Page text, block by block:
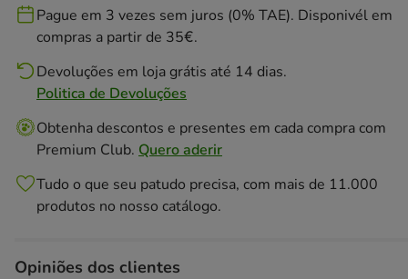
Pague em 3 vezes sem juros (0% TAE). Disponivél em
compras a partir de 35€.
Devoluções em loja grátis até 14 dias.
Politica de Devoluções
Obtenha descontos e presentes em cada compra com
Premium Club. Quero aderir
Tudo o que seu patudo precisa, com mais de 11.000
produtos no nosso catálogo.
Opiniões dos clientes